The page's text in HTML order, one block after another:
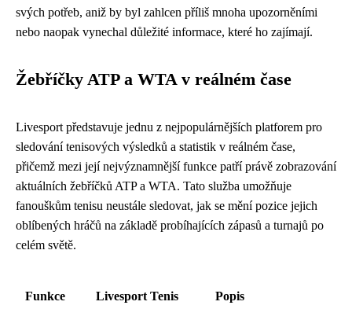
svých potřeb, aniž by byl zahlcen příliš mnoha upozorněními
nebo naopak vynechal důležité informace, které ho zajímají.
Žebříčky ATP a WTA v reálném čase
Livesport představuje jednu z nejpopulárnějších platforem pro
sledování tenisových výsledků a statistik v reálném čase,
přičemž mezi její nejvýznamnější funkce patří právě zobrazování
aktuálních žebříčků ATP a WTA. Tato služba umožňuje
fanouškům tenisu neustále sledovat, jak se mění pozice jejich
oblíbených hráčů na základě probíhajících zápasů a turnajů po
celém světě.
Funkce Livesport Tenis Popis